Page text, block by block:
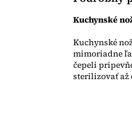
Kuchynské
Kuchynské
mimoriadne
čepeli
sterilizovať až